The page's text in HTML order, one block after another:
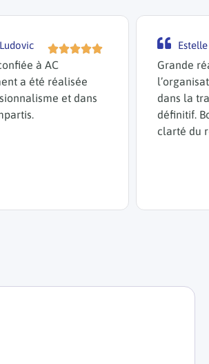
Estelle SANDON
Grande réactivité dans
l’organisation de l’intervention et
dans la transmission du rapport
définitif. Bonne qualité et grande